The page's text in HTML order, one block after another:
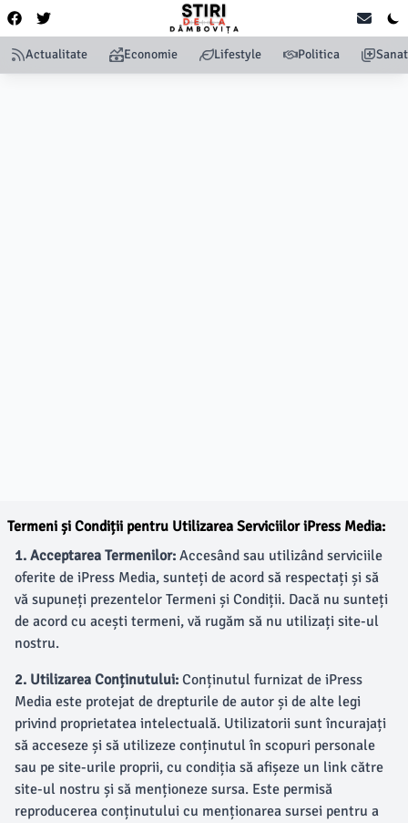
Actualitate Economie Lifestyle Politica
Termeni și Condiții pentru Utilizarea Serviciilor iPress Media:
1. Acceptarea Termenilor: Accesând sau utilizând serviciile
oferite de iPress Media, sunteți de acord să respectați și să
vă supuneți prezentelor Termeni și Condiții. Dacă nu sunteți
de acord cu acești termeni, vă rugăm să nu utilizați site-ul
nostru.
2. Utilizarea Conținutului: Conținutul furnizat de iPress
Media este protejat de drepturile de autor și de alte legi
privind proprietatea intelectuală. Utilizatorii sunt încurajați
să acceseze și să utilizeze conținutul în scopuri personale
sau pe site-urile proprii, cu condiția să afișeze un link către
site-ul nostru și să menționeze sursa. Este permisă
reproducerea conținutului cu menționarea sursei pentru a